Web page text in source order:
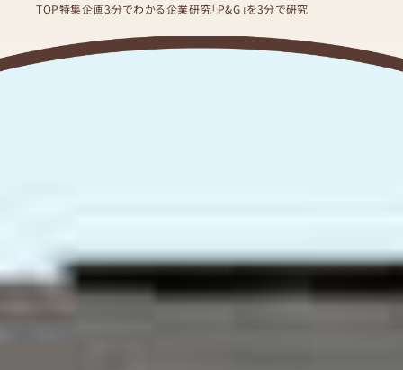
TOP特集企画3分でわかる企業研究「P&G」を3分で研究